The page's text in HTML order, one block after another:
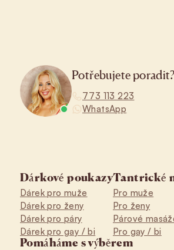
Potřebujete poradit?
773 113 223
WhatsApp
Dárkové poukazy
Dárek pro muže
Dárek pro ženy
Dárek pro páry
Dárek pro gay / bi
Tantrické
Pro muže
Pro ženy
Párové
Pro gay / bi
Pomáháme s výběrem